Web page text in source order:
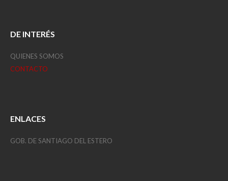
DE INTERÉS
QUIENES SOMOS
CONTACTO
ENLACES
GOB. DE SANTIAGO DEL ESTERO